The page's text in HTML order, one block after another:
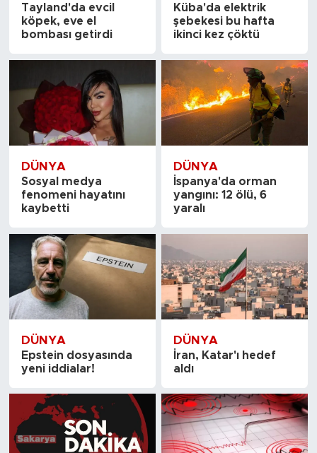
Tayland'da evcil
köpek, eve el
bombası getirdi
Küba'da elektrik
şebekesi bu hafta
ikinci kez çöktü
DÜNYA
Sosyal medya
fenomeni hayatını
kaybetti
DÜNYA
İspanya'da orman
yangını: 12 ölü, 6
yaralı
DÜNYA
Epstein dosyasında
yeni iddialar!
DÜNYA
İran, Katar'ı hedef
aldı